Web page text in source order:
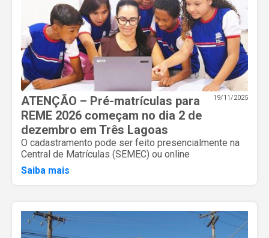
19/11/2025
ATENÇÃO – Pré-matrículas para
REME 2026 começam no dia 2 de
dezembro em Três Lagoas
O cadastramento pode ser feito presencialmente na
Central de Matrículas (SEMEC) ou online
Saiba mais